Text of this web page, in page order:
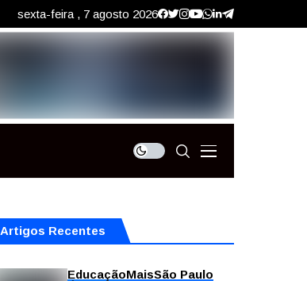
sexta-feira , 7 agosto 2026
Artigos Recentes
EducaçãoMaisSão Paulo